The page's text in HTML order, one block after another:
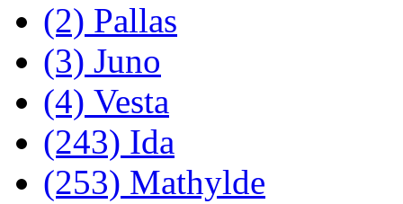
(2) Pallas
(3) Juno
(4) Vesta
(243) Ida
(253) Mathylde